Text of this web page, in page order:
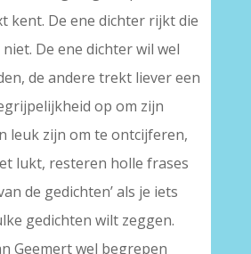
kent. De ene dichter rijkt die
De ene dichter wil wel
de andere trekt liever een
op om zijn
leuk zijn om te ontcijferen,
lukt, resteren holle frases
de gedichten’ als je iets
gedichten wilt zeggen.
Geemert wel begrepen